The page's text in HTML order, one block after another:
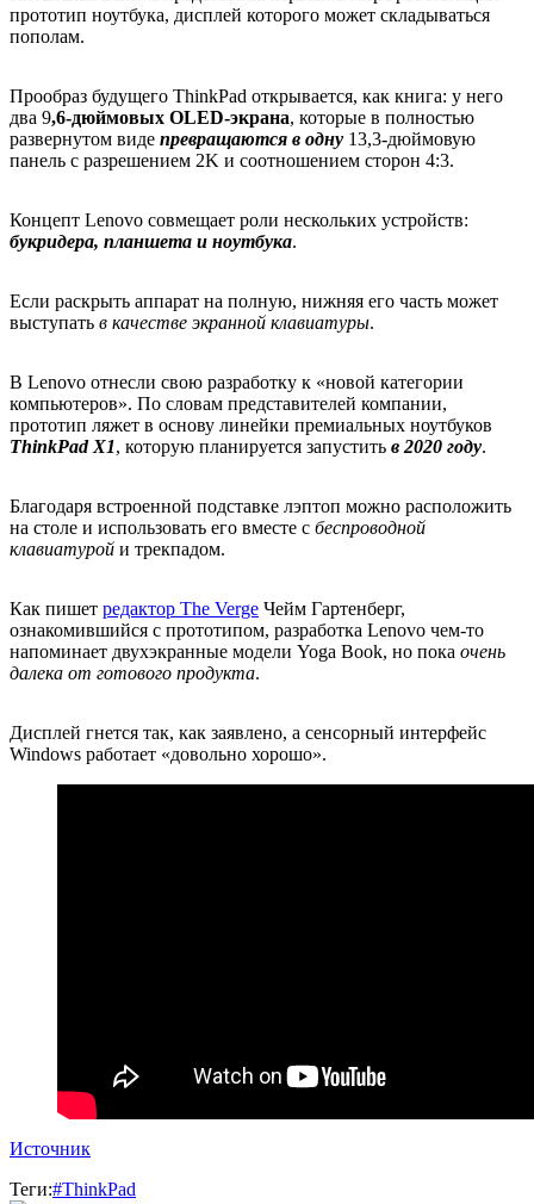
прототип ноутбука, дисплей которого может складываться
пополам.
Прообраз будущего ThinkPad открывается, как книга: у него
два 9,6-дюймовых OLED-экрана, которые в полностью
развернутом виде превращаются в одну 13,3-дюймовую
панель с разрешением 2K и соотношением сторон 4:3.
Концепт Lenovo совмещает роли нескольких устройств:
букридера, планшета и ноутбука.
Если раскрыть аппарат на полную, нижняя его часть может
выступать в качестве экранной клавиатуры.
В Lenovo отнесли свою разработку к «новой категории
компьютеров». По словам представителей компании,
прототип ляжет в основу линейки премиальных ноутбуков
ThinkPad X1, которую планируется запустить в 2020 году.
Благодаря встроенной подставке лэптоп можно расположить
на столе и использовать его вместе с беспроводной
клавиатурой и трекпадом.
Как пишет редактор The Verge Чейм Гартенберг,
ознакомившийся с прототипом, разработка Lenovo чем-то
напоминает двухэкранные модели Yoga Book, но пока очень
далека от готового продукта.
Дисплей гнется так, как заявлено, а сенсорный интерфейс
Windows работает «довольно хорошо».
Источник
Теги:#ThinkPad